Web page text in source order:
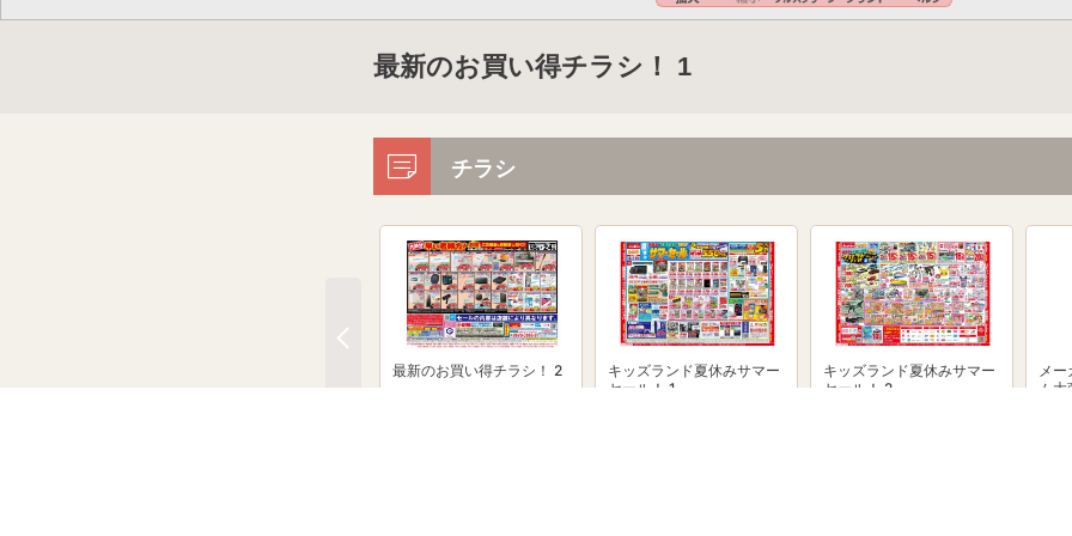
最新のお買い得チラシ！ 1
チラシ
最新のお買い得チラシ！ 2
キッズランド夏休みサマー
セール！ 1
キッズランド夏休みサマー
セール！ 2
メ
ム